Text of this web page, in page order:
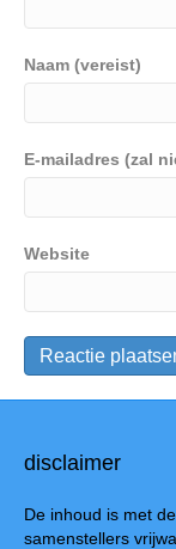
Naam (vereist)
E-mailadres (zal
Website
disclaimer
De inhoud is met
samenstellers